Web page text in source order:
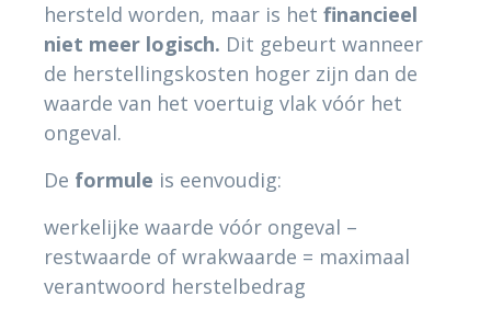
hersteld worden, maar is het financieel
niet meer logisch. Dit gebeurt wanneer
de herstellingskosten hoger zijn dan de
waarde van het voertuig vlak vóór het
ongeval.
De formule is eenvoudig:
werkelijke waarde vóór ongeval –
restwaarde of wrakwaarde = maximaal
verantwoord herstelbedrag